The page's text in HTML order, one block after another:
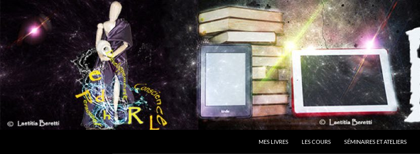
contenu
MES LIVRES LES COURS SÉMINAIRES ET ATELIERS